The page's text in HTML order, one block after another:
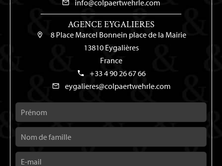
info@colpaertwehrle.com
AGENCE EYGALIERES
8 Place Marcel Bonnein place de la Mairie
13810 Eygalières
France
+33 4 90 26 67 66
eygalieres@colpaertwehrle.com